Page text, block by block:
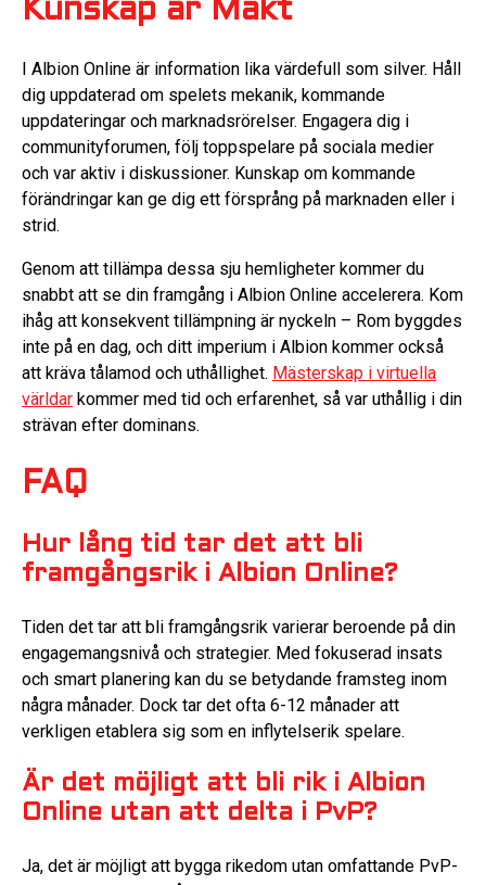
Kunskap är Makt
I Albion Online är information lika värdefull som silver. Håll
dig uppdaterad om spelets mekanik, kommande
uppdateringar och marknadsrörelser. Engagera dig i
communityforumen, följ toppspelare på sociala medier
och var aktiv i diskussioner. Kunskap om kommande
förändringar kan ge dig ett försprång på marknaden eller i
strid.
Genom att tillämpa dessa sju hemligheter kommer du
snabbt att se din framgång i Albion Online accelerera. Kom
ihåg att konsekvent tillämpning är nyckeln – Rom byggdes
inte på en dag, och ditt imperium i Albion kommer också
att kräva tålamod och uthållighet. Mästerskap i virtuella
världar kommer med tid och erfarenhet, så var uthållig i din
strävan efter dominans.
FAQ
Hur lång tid tar det att bli
framgångsrik i Albion Online?
Tiden det tar att bli framgångsrik varierar beroende på din
engagemangsnivå och strategier. Med fokuserad insats
och smart planering kan du se betydande framsteg inom
några månader. Dock tar det ofta 6-12 månader att
verkligen etablera sig som en inflytelserik spelare.
Är det möjligt att bli rik i Albion
Online utan att delta i PvP?
Ja, det är möjligt att bygga rikedom utan omfattande PvP-